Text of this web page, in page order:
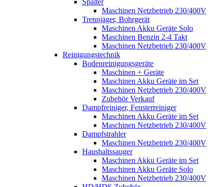
Spalter
Maschinen Netzbetrieb 230/400V
Trennjäger, Bohrgerät
Maschinen Akku Geräte Solo
Maschinen Benzin 2-4 Takt
Maschinen Netzbetrieb 230/400V
Reinigungstechnik
Bodenreinigungsgeräte
Maschinen + Geräte
Maschinen Akku Geräte im Set
Maschinen Netzbetrieb 230/400V
Zubehör Verkauf
Dampfreiniger, Fensterreiniger
Maschinen Akku Geräte im Set
Maschinen Netzbetrieb 230/400V
Dampfstrahler
Maschinen Netzbetrieb 230/400V
Haushaltssauger
Maschinen Akku Geräte im Set
Maschinen Akku Geräte Solo
Maschinen Netzbetrieb 230/400V